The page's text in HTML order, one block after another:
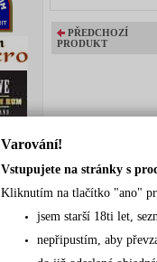
PŘEDCHOZÍ
PRODUKT
Varování!
Vstupujete na stránky s
Kliknutím na tlačítko "ano"
jsem starší 18ti let,
nepřipustím, aby